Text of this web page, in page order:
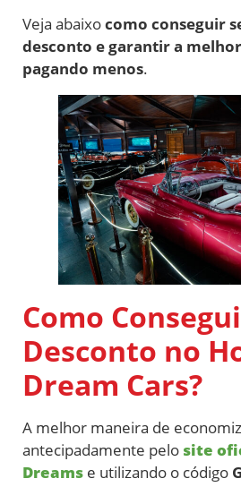
Veja abaixocomo conseguir
desconto e garantir a
pagando menos.
Como
Desconto no
Dream Cars?
A melhor maneira de
antecipadamente pelo site
Dreams e utilizando o código